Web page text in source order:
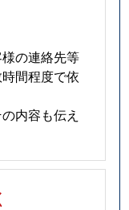
の連絡先等
間程度で依
内容も伝え